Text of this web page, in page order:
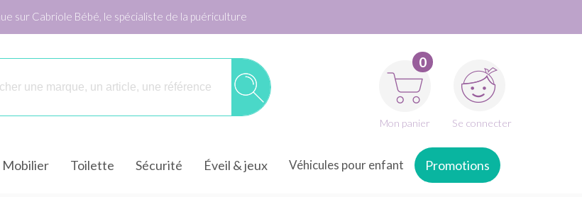
sur Cabriole Bébé, le spécialiste de la puériculture
0
Mon panier Se connecter
Mobilier Toilette Sécurité Éveil & jeux Véhicules pour enfant Promotions